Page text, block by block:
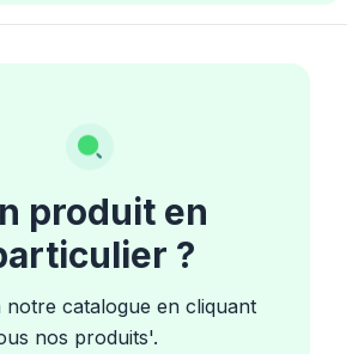
produit en
?
notre catalogue en cliquant
nos produits'.